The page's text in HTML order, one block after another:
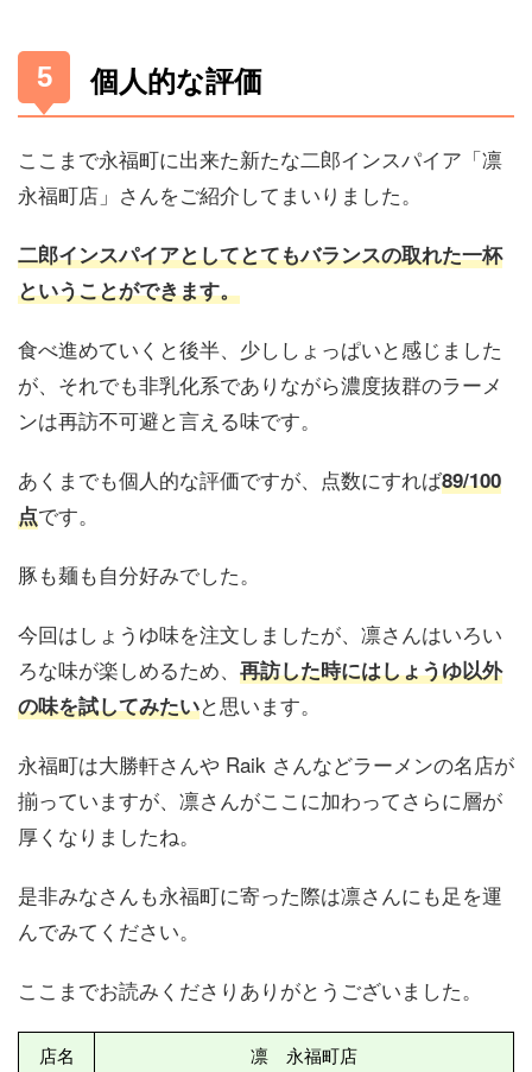
個人的な評価
ここまで永福町に出来た新たな二郎インスパイア「凛
永福町店」さんをご紹介してまいりました。
二郎インスパイアとしてとてもバランスの取れた一杯
ということができます。
食べ進めていくと後半、少ししょっぱいと感じました
が、それでも非乳化系でありながら濃度抜群のラーメ
ンは再訪不可避と言える味です。
あくまでも個人的な評価ですが、点数にすれば89/100
点です。
豚も麺も自分好みでした。
今回はしょうゆ味を注文しましたが、凛さんはいろい
ろな味が楽しめるため、 再訪した時にはしょうゆ以外
の味を試してみたいと思います。
永福町は大勝軒さんや Raik さんなどラーメンの名店が
揃っていますが、凛さんがここに加わってさらに層が
厚くなりましたね。
是非みなさんも永福町に寄った際は凛さんにも足を運
んでみてください。
ここまでお読みくださりありがとうございました。
店名 凛 永福町店